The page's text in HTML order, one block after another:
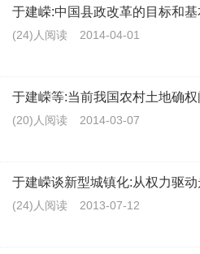
于建嵘:中国县政改革的目标和基
(24)人阅读 2014-04-01
于建嵘等:当前我国农村土地确
(20)人阅读 2014-03-07
于建嵘谈新型城镇化:从权力驱
(24)人阅读 2013-07-12